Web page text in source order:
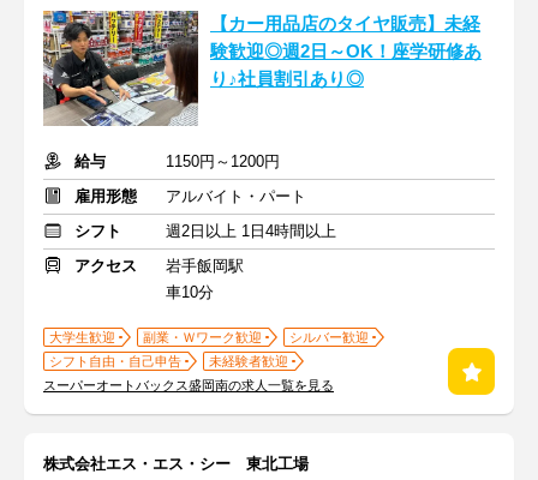
【カー用品店のタイヤ販売】未経
験歓迎◎週2日～OK！座学研修あ
り♪社員割引あり◎
給与
1150円～1200円
雇用形態
アルバイト・パート
シフト
週2日以上 1日4時間以上
アクセス
岩手飯岡駅
車10分
大学生歓迎 副業・Ｗワーク歓迎
シルバー歓迎
シフト自由・自己申告
未経験者歓迎
スーパーオートバックス盛岡南の求人一覧を見る
株式会社エス・エス・シー 東北工場